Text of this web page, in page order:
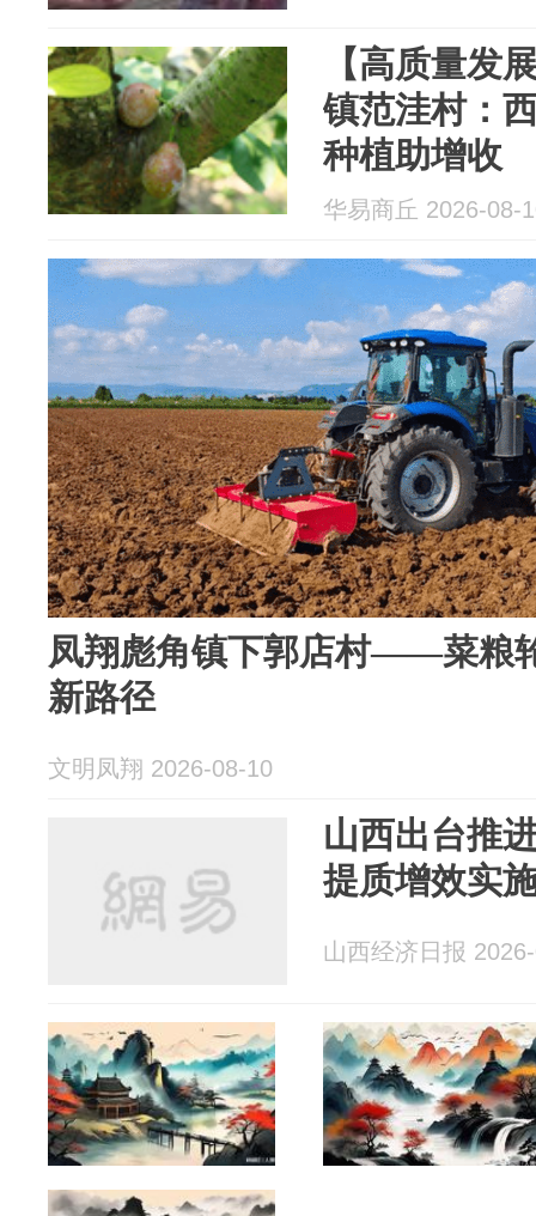
【高质量发
镇范洼村：
种植助增收
华易商丘 2026-08-
凤翔彪角镇下郭店村——菜粮
新路径
文明凤翔 2026-08-10
山西出台推
提质增效实
山西经济日报